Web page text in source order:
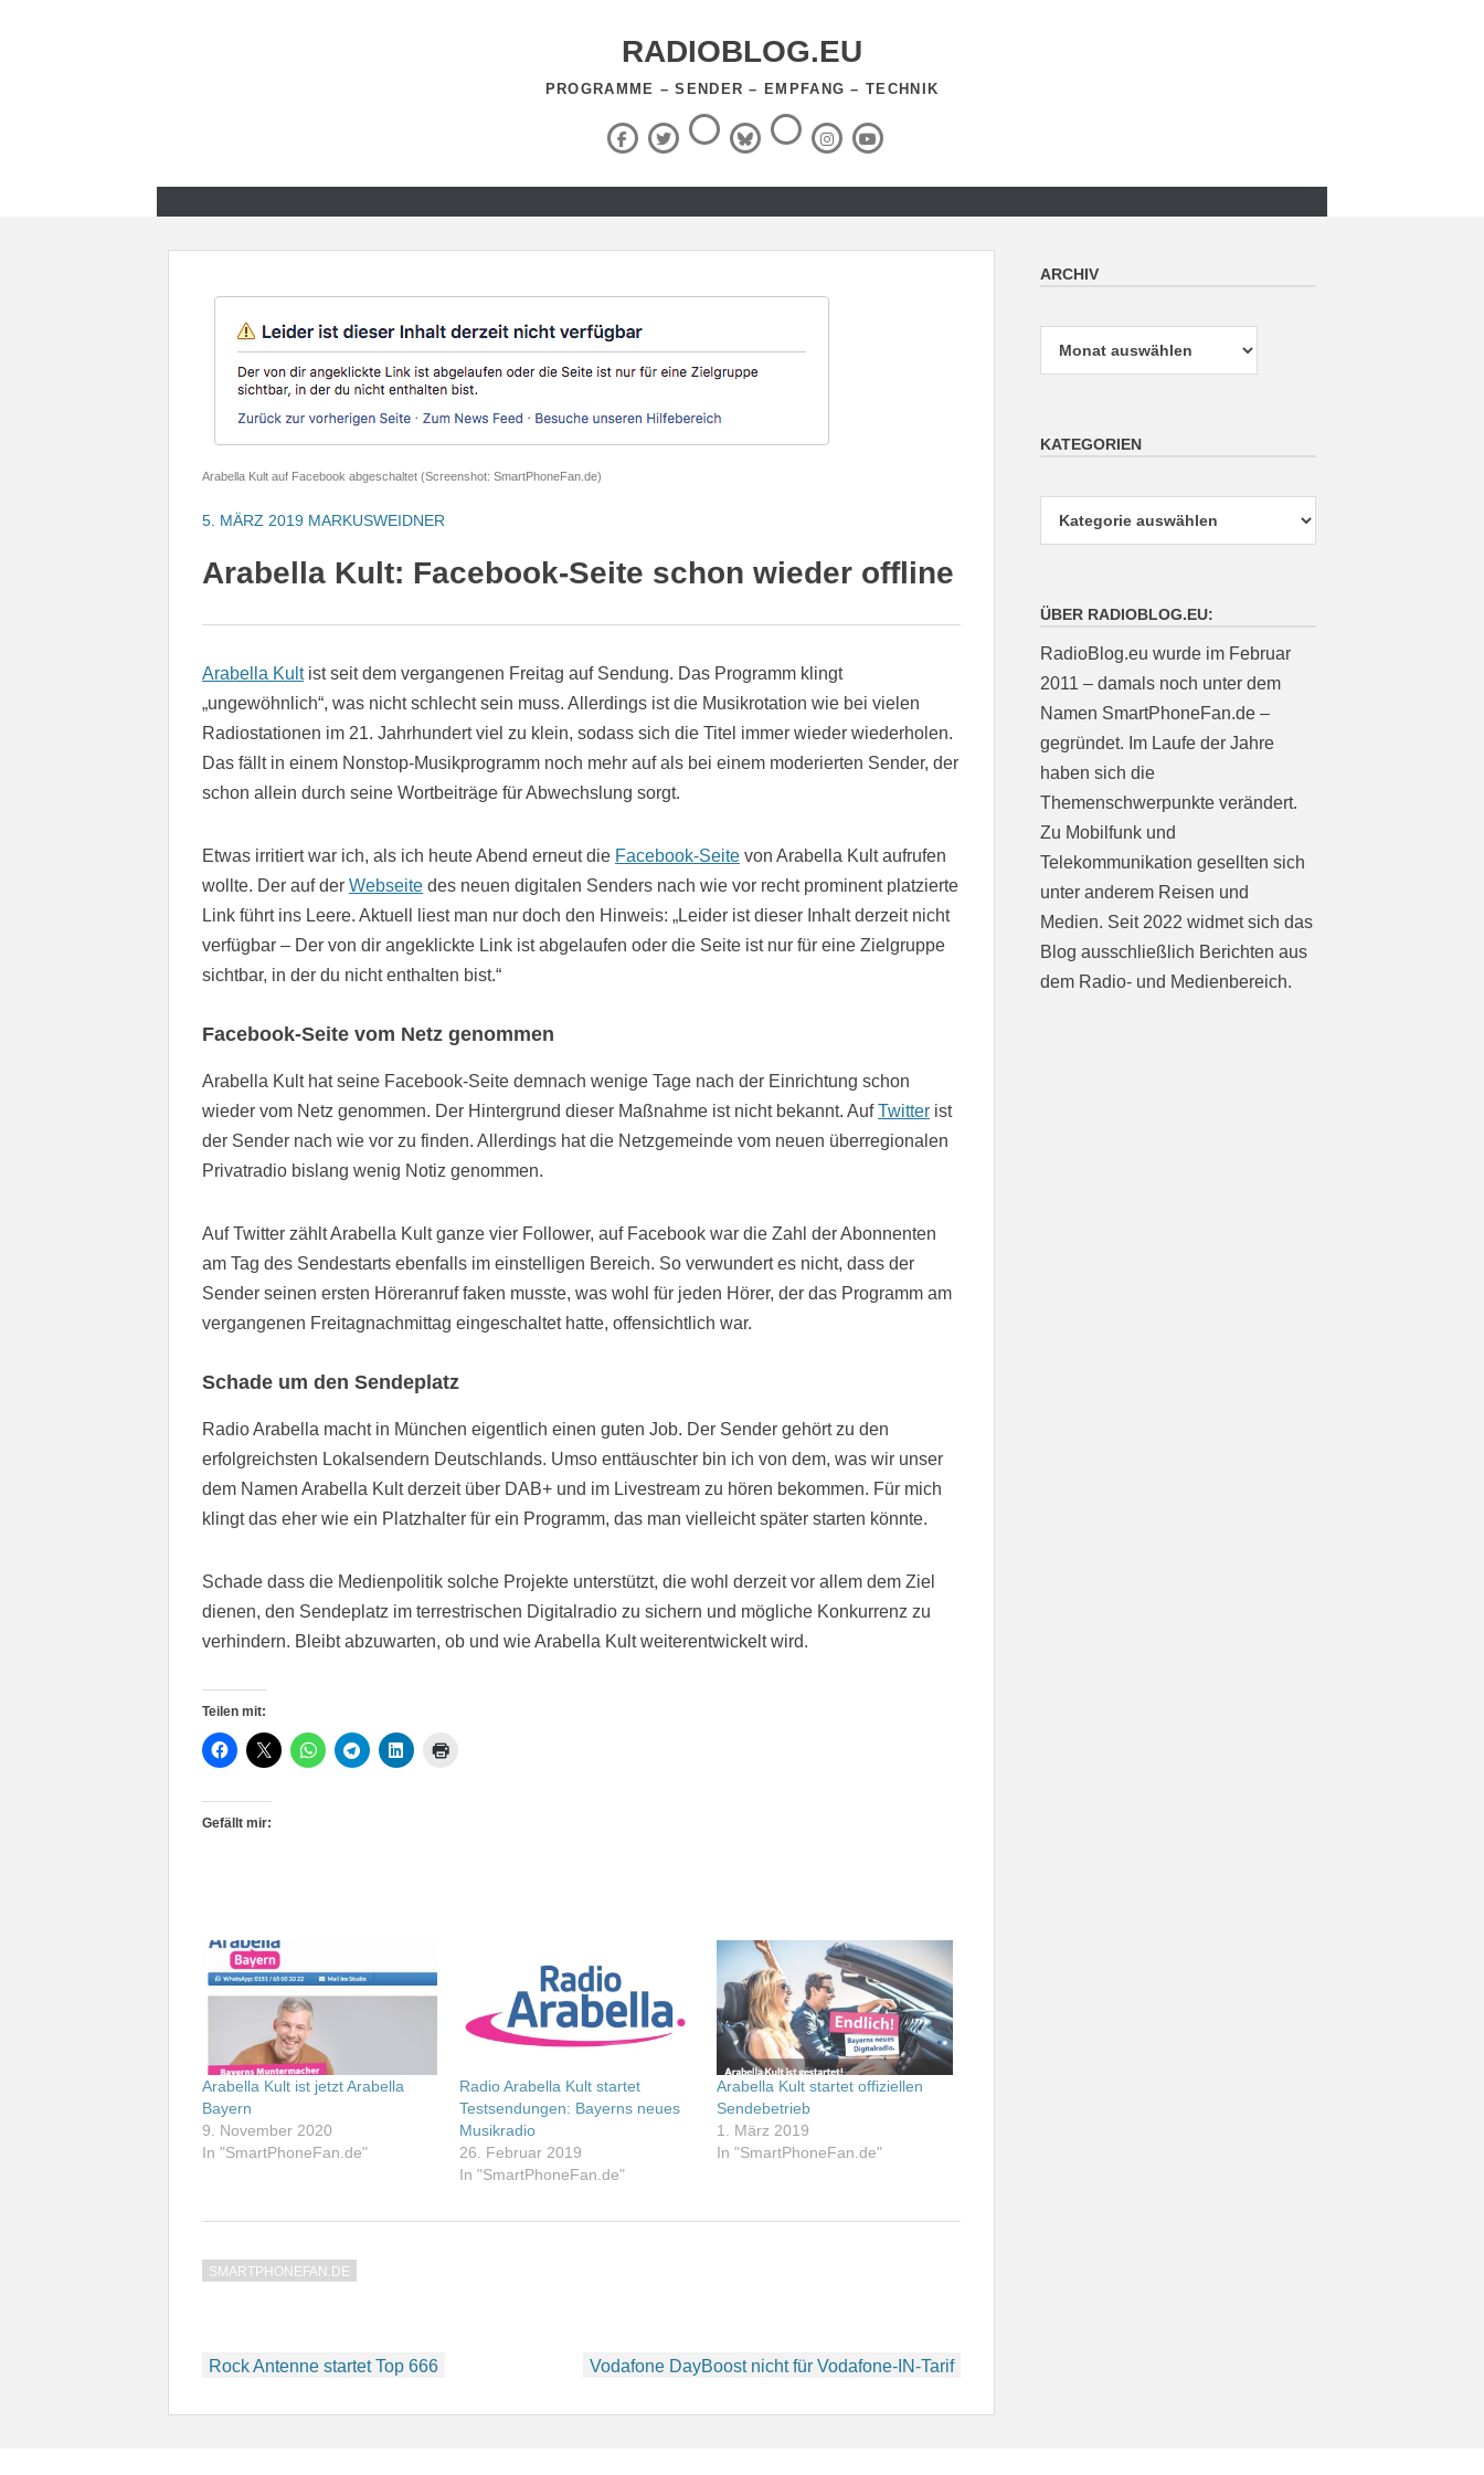
RADIOBLOG.EU
PROGRAMME – SENDER – EMPFANG – TECHNIK
Facebook
X
(Twitter)
ThreadsBlueSky
RSS-
Feed InstagramYouTube
Arabella Kult auf Facebook abgeschaltet (Screenshot: SmartPhoneFan.de)
5. MÄRZ 2019 MARKUSWEIDNER
Arabella Kult: Facebook-Seite schon wieder offline
Arabella Kultist seit dem vergangenen Freitag auf Sendung. Das Programm klingt
„ungewöhnlich“, was nicht schlecht sein muss. Allerdings ist die Musikrotation wie bei vielen
Radiostationen im 21. Jahrhundert viel zu klein, sodass sich die Titel immer wieder wiederholen.
Das fällt in einem Nonstop-Musikprogramm noch mehr auf als bei einem moderierten Sender, der
schon allein durch seine Wortbeiträge für Abwechslung sorgt.
Etwas irritiert war ich, als ich heute Abend erneut die Facebook-Seite von Arabella Kult aufrufen
wollte. Der auf der Webseite des neuen digitalen Senders nach wie vor recht prominent platzierte
Link führt ins Leere. Aktuell liest man nur doch den Hinweis: „Leider ist dieser Inhalt derzeit nicht
verfügbar – Der von dir angeklickte Link ist abgelaufen oder die Seite ist nur für eine Zielgruppe
sichtbar, in der du nicht enthalten bist.“
Facebook-Seite vom Netz genommen
Arabella Kult hat seine Facebook-Seite demnach wenige Tage nach der Einrichtung schon
wieder vom Netz genommen. Der Hintergrund dieser Maßnahme ist nicht bekannt. AufTwitter ist
der Sender nach wie vor zu finden. Allerdings hat die Netzgemeinde vom neuen überregionalen
Privatradio bislang wenig Notiz genommen.
Auf Twitter zählt Arabella Kult ganze vier Follower, auf Facebook war die Zahl der Abonnenten
am Tag des Sendestarts ebenfalls im einstelligen Bereich. So verwundert es nicht, dass der
Sender seinen ersten Höreranruf faken musste, was wohl für jeden Hörer, der das Programm am
vergangenen Freitagnachmittag eingeschaltet hatte, offensichtlich war.
Schade um den Sendeplatz
Radio Arabella macht in München eigentlich einen guten Job. Der Sender gehört zu den
erfolgreichsten Lokalsendern Deutschlands. Umso enttäuschter bin ich von dem, was wir unser
dem Namen Arabella Kult derzeit über DAB+ und im Livestream zu hören bekommen. Für mich
klingt das eher wie ein Platzhalter für ein Programm, das man vielleicht später starten könnte.
Schade dass die Medienpolitik solche Projekte unterstützt, die wohl derzeit vor allem dem Ziel
dienen, den Sendeplatz im terrestrischen Digitalradio zu sichern und mögliche Konkurrenz zu
verhindern. Bleibt abzuwarten, ob und wie Arabella Kult weiterentwickelt wird.
Teilen mit:
Gefällt mir:
Arabella Kult ist jetzt Arabella
Bayern
9. November 2020
In "SmartPhoneFan.de"
Radio Arabella Kult startet
Testsendungen: Bayerns neues
Musikradio
26. Februar 2019
In "SmartPhoneFan.de"
Arabella Kult startet offiziellen
Sendebetrieb
1. März 2019
In "SmartPhoneFan.de"
SMARTPHONEFAN.DE
Beitragsnavigation
Rock Antenne startet Top 666 Vodafone DayBoost nicht für Vodafone-IN-Tarif
ARCHIV
KATEGORIEN
ÜBER RADIOBLOG.EU:
RadioBlog.eu wurde im Februar
2011 – damals noch unter dem
Namen SmartPhoneFan.de –
gegründet. Im Laufe der Jahre
haben sich die
Themenschwerpunkte verändert.
Zu Mobilfunk und
Telekommunikation gesellten sich
unter anderem Reisen und
Medien. Seit 2022 widmet sich das
Blog ausschließlich Berichten aus
dem Radio- und Medienbereich.